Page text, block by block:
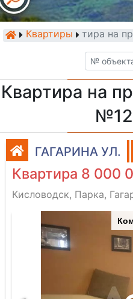
КвартирыКвартира на
Квартира на
ГАГАРИНА УЛ.
Квартира 8 000
Кисловодск, Парка,